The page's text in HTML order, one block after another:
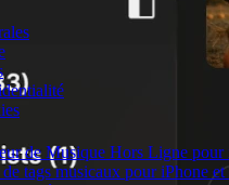
de Musique Hors Ligne pour
tags musicaux pour iPhone